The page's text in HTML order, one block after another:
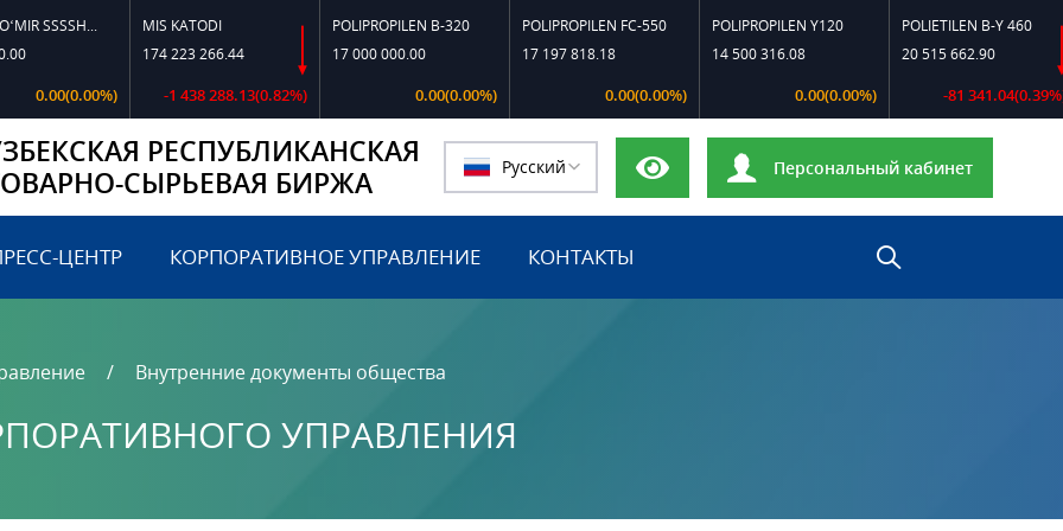
TOSHKO‘MIR SSSSH-13
0.00(0.00%)
MIS KATODI
174 223 266.44
-1 438 288.13(0.82%)
POLIPROPILEN B-320
17 000 000.00
0.00(0.00%)
POLIPROPILEN FC-550
17 197 818.18
0.00(0.00%)
POLIPROPILEN Y120
14 500 316.08
0.00(0.00%)
POLIETILEN B-Y 460
20 515 662.90
-81 341.04(0.39%)
РЕСПУБЛИКАНСКАЯ
СЫРЬЕВАЯ БИРЖА
Русский Персональный кабинет
ЦЕНТР КОРПОРАТИВНОЕ УПРАВЛЕНИЕ КОНТАКТЫ
Внутренние документы общества
УПРАВЛЕНИЯ